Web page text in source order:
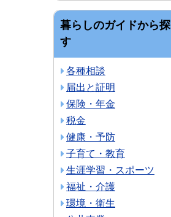
暮らしのガイドから探
す
各種相談
届出と証明
保険・年金
税金
健康・予防
子育て・教育
生涯学習・スポーツ
福祉・介護
環境・衛生